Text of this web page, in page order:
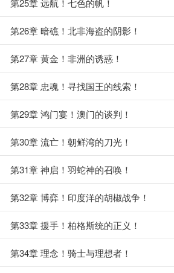
第25章 远航！七色的帆！
第26章 暗礁！北非海盗的阴影！
第27章 黄金！非洲的诱惑！
第28章 忠魂！寻找国王的线索！
第29章 鸿门宴！澳门的谈判！
第30章 流亡！朝鲜湾的刀光！
第31章 神启！羽蛇神的召唤！
第32章 博弈！印度洋的胡椒战争！
第33章 援手！柏格斯统的正义！
第34章 理念！骑士与理想者！